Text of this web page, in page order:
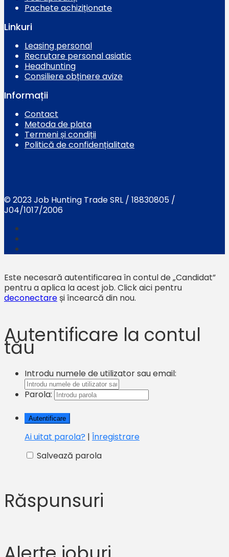
Pachete achiziționate
Linkuri
Leasing personal
Recrutare personal asiatic
Headhunting
Consiliere obținere avize
Informații
Contact
Metoda de plata
Termeni și condiții
Politică de confidențialitate
© 2023 Job Hunting Trade SRL / 18830805 /
J04/1017/2006
Este necesară autentificarea în contul de „Candidat”
pentru a aplica la acest job. Click aici pentru
deconectare și încearcă din nou.
Autentificare la contul
tău
Introdu numele de utilizator sau email:
Parola:
Ai uitat parola? | Înregistrare
Salvează parola
Răspunsuri